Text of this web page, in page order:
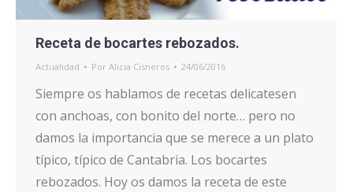
Receta de bocartes rebozados.
Actualidad Por Alicia Cisneros 24/06/2016
Siempre os hablamos de recetas delicatesen
con anchoas, con bonito del norte… pero no
damos la importancia que se merece a un plato
típico, típico de Cantabria. Los bocartes
rebozados. Hoy os damos la receta de este